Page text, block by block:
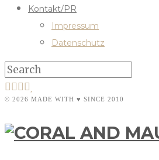
Kontakt/PR
Impressum
Datenschutz
© 2026 MADE WITH ♥ SINCE 2010